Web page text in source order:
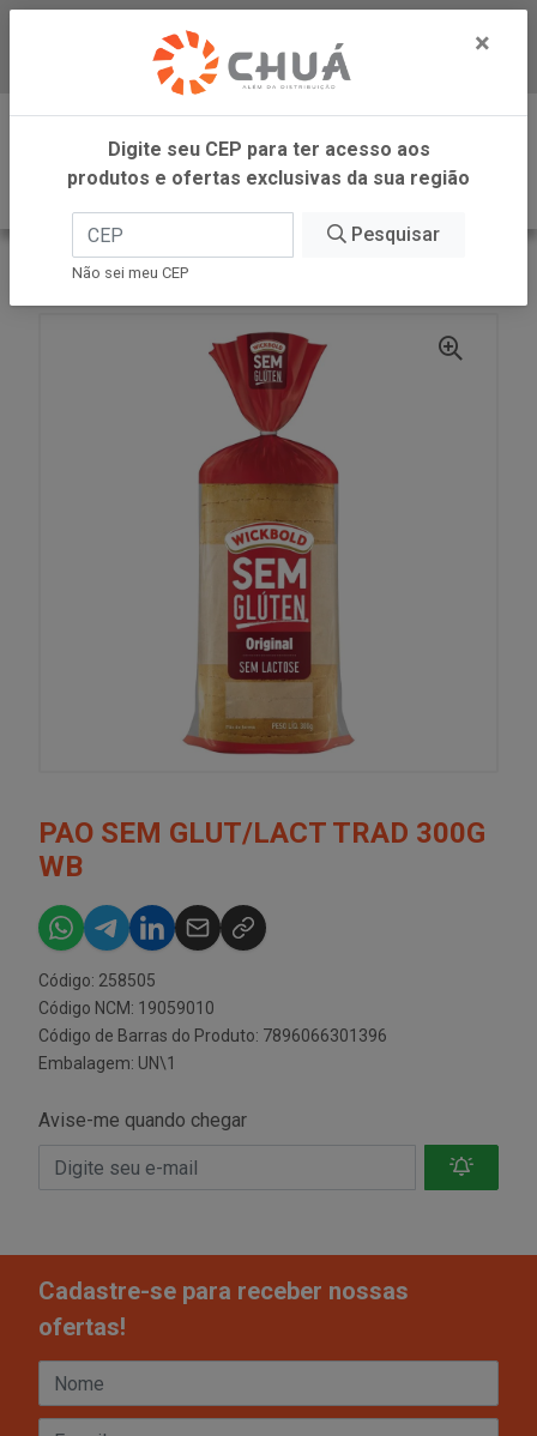
Baixe já nosso APP
0
INÍCIO PAO SEM GLUT/LACT TRAD 300G WB
PAO SEM GLUT/LACT TRAD 300G
WB
Código: 258505
Código NCM: 19059010
Código de Barras do Produto: 7896066301396
Embalagem: UN\1
Avise-me quando chegar
Cadastre-se para receber nossas
ofertas!
×
Digite seu CEP para ter acesso aos
produtos e ofertas exclusivas da sua região
Pesquisar
Não sei meu CEP